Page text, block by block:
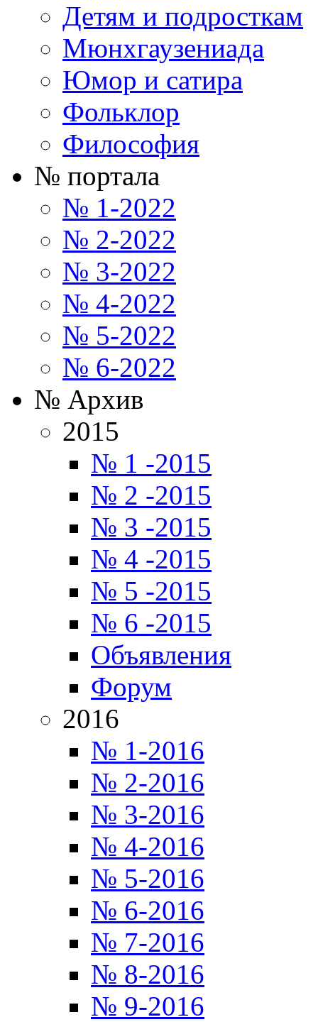
Детям и подросткам
Мюнхгаузениада
Юмор и сатира
Фольклор
Философия
№ портала
№ 1-2022
№ 2-2022
№ 3-2022
№ 4-2022
№ 5-2022
№ 6-2022
№ Архив
2015
№ 1 -2015
№ 2 -2015
№ 3 -2015
№ 4 -2015
№ 5 -2015
№ 6 -2015
Объявления
Форум
2016
№ 1-2016
№ 2-2016
№ 3-2016
№ 4-2016
№ 5-2016
№ 6-2016
№ 7-2016
№ 8-2016
№ 9-2016